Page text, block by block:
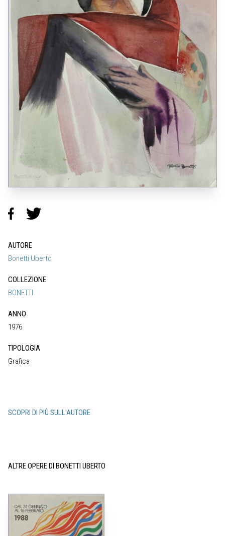
AUTORE
Bonetti Uberto
COLLEZIONE
BONETTI
ANNO
1976
TIPOLOGIA
Grafica
SCOPRI DI PIÙ SULL'AUTORE
ALTRE OPERE DI BONETTI UBERTO